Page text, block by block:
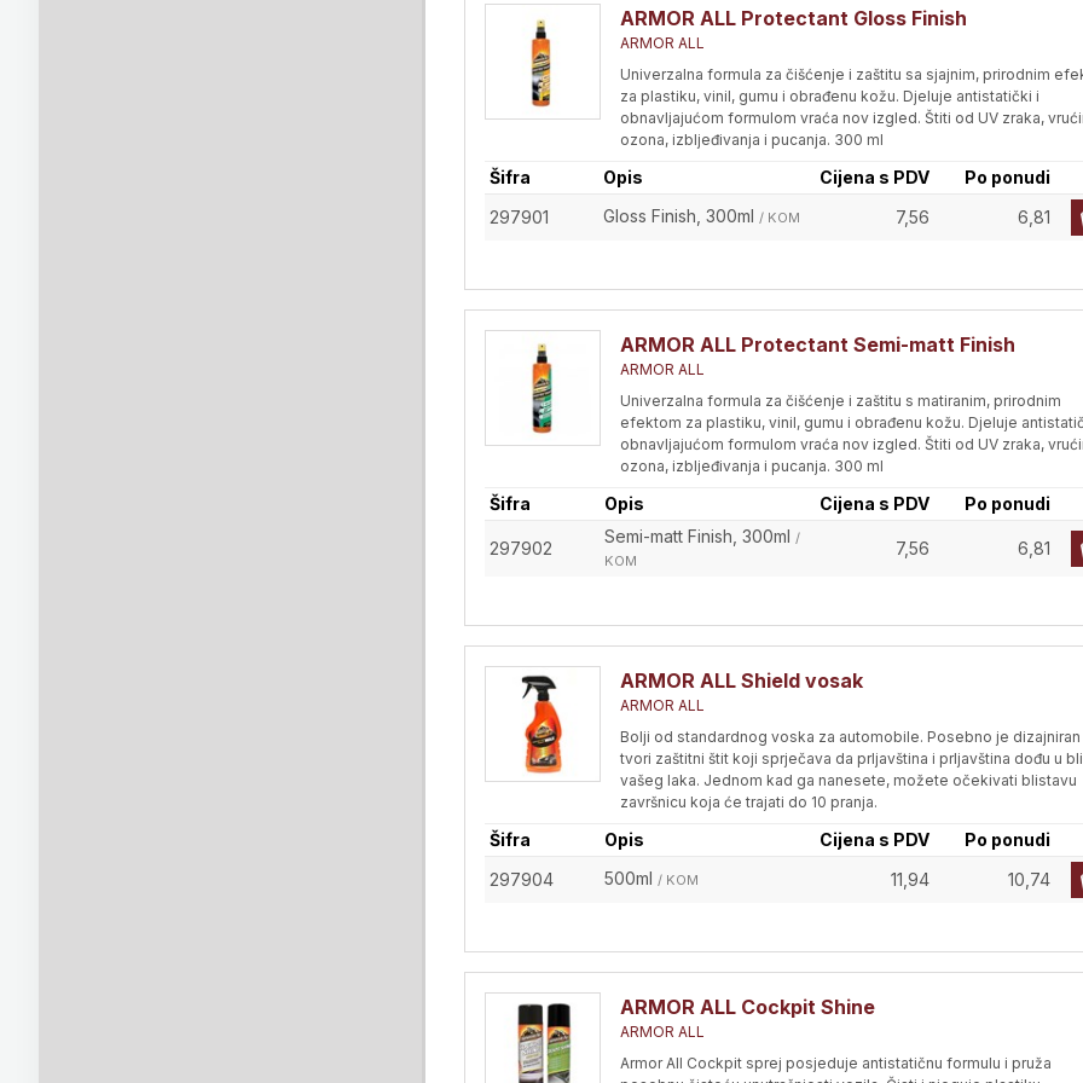
ARMOR ALL Protectant Gloss Finish
ARMOR ALL
Univerzalna formula za čišćenje i zaštitu sa sjajnim, prirodnim
za plastiku, vinil, gumu i obrađenu kožu. Djeluje antistatički i
obnavljajućom formulom vraća nov izgled. Štiti od UV zraka,
ozona, izbljeđivanja i pucanja. 300 ml
Šifra Opis Cijena s PDV
Po ponudi
297901
Gloss Finish, 300ml / KOM 7,56 6,81
ARMOR ALL Protectant Semi-matt Finish
ARMOR ALL
Univerzalna formula za čišćenje i zaštitu s matiranim, prirodnim
efektom za plastiku, vinil, gumu i obrađenu kožu. Djeluje
obnavljajućom formulom vraća nov izgled. Štiti od UV zraka,
ozona, izbljeđivanja i pucanja. 300 ml
Šifra Opis Cijena s PDV Po ponudi
297902
Semi-matt Finish, 300ml /
KOM
7,56 6,81
ARMOR ALL Shield vosak
ARMOR ALL
Bolji od standardnog voska za automobile. Posebno je dizajniran
tvori zaštitni štit koji sprječava da prljavština i prljavština dođu u
vašeg laka. Jednom kad ga nanesete, možete očekivati blistavu
završnicu koja će trajati do 10 pranja.
Šifra Opis Cijena s PDV
Po ponudi
297904
500ml / KOM 11,94 10,74
ARMOR ALL Cockpit Shine
ARMOR ALL
Armor All Cockpit sprej posjeduje antistatičnu formulu i pruža